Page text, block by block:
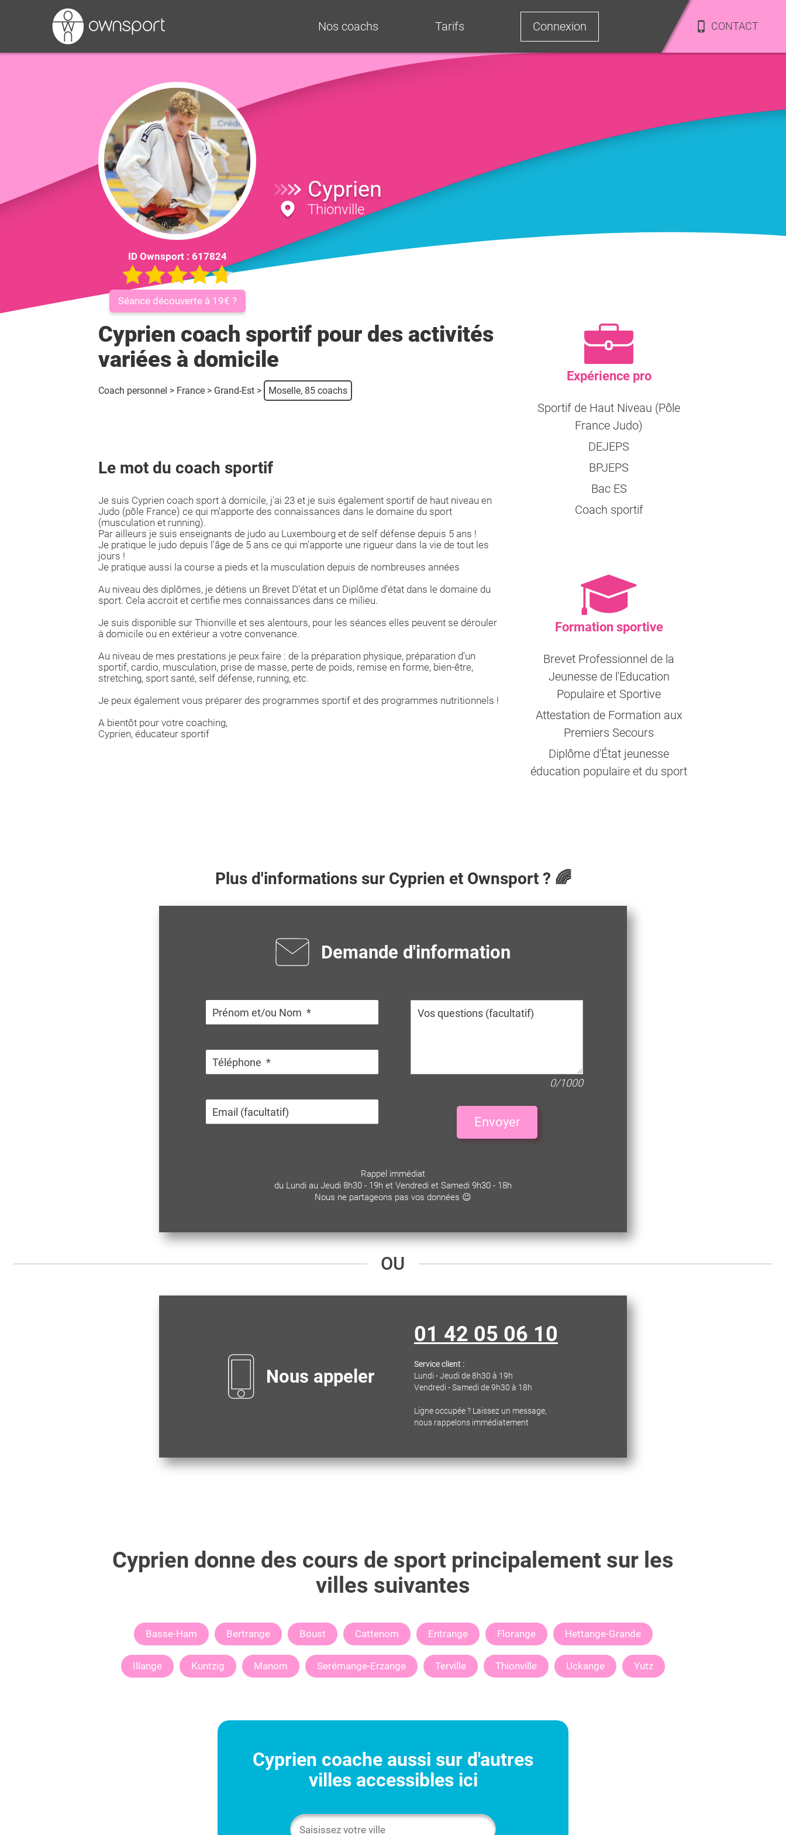
Nos coachs Tarifs Connexion CONTACT
ID Ownsport : 617824
Séance découverte à 19€ ?
Cyprien
Thionville
Cyprien coach sportif pour des activités
variées à domicile
Coach personnel > France > Grand-Est > Moselle, 85 coachs
Le mot du coach sportif
Je suis Cyprien coach sport à domicile, j'ai 23 et je suis également sportif de haut niveau en
Judo (pôle France) ce qui m'apporte des connaissances dans le domaine du sport
(musculation et running).
Par ailleurs je suis enseignants de judo au Luxembourg et de self défense depuis 5 ans !
Je pratique le judo depuis l'âge de 5 ans ce qui m'apporte une rigueur dans la vie de tout les
jours !
Je pratique aussi la course a pieds et la musculation depuis de nombreuses années
Au niveau des diplômes, je détiens un Brevet D'état et un Diplôme d'état dans le domaine du
sport. Cela accroit et certifie mes connaissances dans ce milieu.
Je suis disponible sur Thionville et ses alentours, pour les séances elles peuvent se dérouler
à domicile ou en extérieur a votre convenance.
Au niveau de mes prestations je peux faire : de la préparation physique, préparation d'un
sportif, cardio, musculation, prise de masse, perte de poids, remise en forme, bien-être,
stretching, sport santé, self défense, running, etc.
Je peux également vous préparer des programmes sportif et des programmes nutritionnels !
A bientôt pour votre coaching,
Cyprien, éducateur sportif
Expérience pro
Sportif de Haut Niveau (Pôle
France Judo)
DEJEPS
BPJEPS
Bac ES
Coach sportif
Formation sportive
Brevet Professionnel de la
Jeunesse de l'Education
Populaire et Sportive
Attestation de Formation aux
Premiers Secours
Diplôme d'État jeunesse
éducation populaire et du sport
Plus d'informations sur Cyprien et Ownsport ? 🌈
Demande d'information
0/1000
Envoyer
Rappel immédiat
du Lundi au Jeudi 8h30 - 19h et Vendredi et Samedi 9h30 - 18h
Nous ne partageons pas vos données 😉
OU
Nous appeler
01 42 05 06 10
Service client :
Lundi - Jeudi de 8h30 à 19h
Vendredi - Samedi de 9h30 à 18h
Ligne occupée ? Laissez un message,
nous rappelons immédiatement
Cyprien donne des cours de sport principalement sur les
villes suivantes
Basse-Ham Bertrange Boust Cattenom Entrange Florange Hettange-Grande
Illange Kuntzig Manom Serémange-Erzange Terville Thionville Uckange Yutz
Cyprien coache aussi sur d'autres
villes accessibles ici